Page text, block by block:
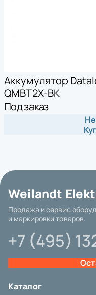
Аккумулятор
QMBT2X-BK
Под заказ
Weilandt
Продажа и сервис
и маркировки товаров.
+7 (495)
Каталог